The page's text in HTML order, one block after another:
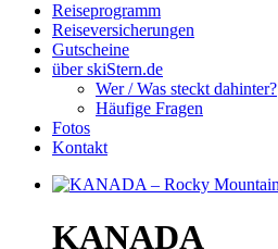
Reiseprogramm
Reiseversicherungen
Gutscheine
über skiStern.de
Wer / Was steckt dahinter?
Häufige Fragen
Fotos
Kontakt
KANADA